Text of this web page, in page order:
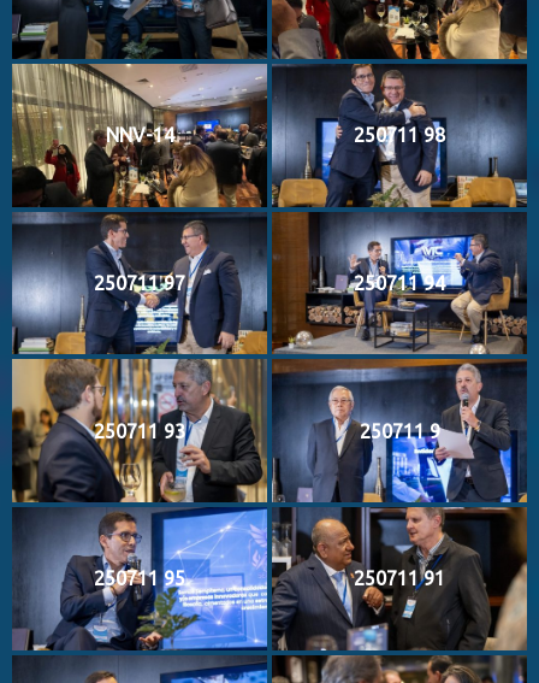
NNV-14 250711 98
250711 97 250711 94
250711 93 250711 9
250711 95 250711 91